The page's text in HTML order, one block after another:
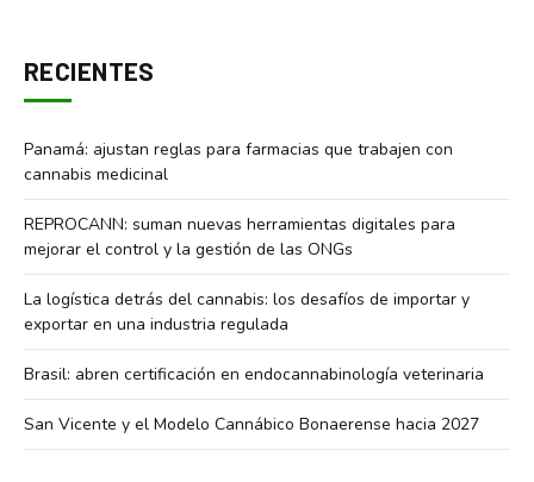
RECIENTES
Panamá: ajustan reglas para farmacias que trabajen con
cannabis medicinal
REPROCANN: suman nuevas herramientas digitales para
mejorar el control y la gestión de las ONGs
La logística detrás del cannabis: los desafíos de importar y
exportar en una industria regulada
Brasil: abren certificación en endocannabinología veterinaria
San Vicente y el Modelo Cannábico Bonaerense hacia 2027